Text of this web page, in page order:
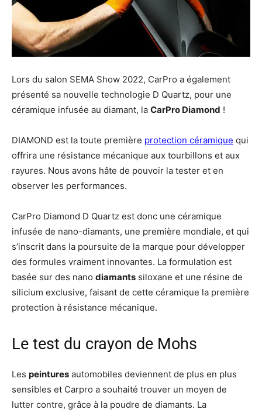
Lors du salon SEMA Show 2022, CarPro a également
présenté sa nouvelle technologie D Quartz, pour une
céramique infusée au diamant, la CarPro Diamond !
DIAMOND est la toute première protection céramique qui
offrira une résistance mécanique aux tourbillons et aux
rayures. Nous avons hâte de pouvoir la tester et en
observer les performances.
CarPro Diamond D Quartz est donc une céramique
infusée de nano-diamants, une première mondiale, et qui
s’inscrit dans la poursuite de la marque pour développer
des formules vraiment innovantes. La formulation est
basée sur des nano diamants siloxane et une résine de
silicium exclusive, faisant de cette céramique la première
protection à résistance mécanique.
Le test du crayon de Mohs
Les peintures automobiles deviennent de plus en plus
sensibles et Carpro a souhaité trouver un moyen de
lutter contre, grâce à la poudre de diamants. La